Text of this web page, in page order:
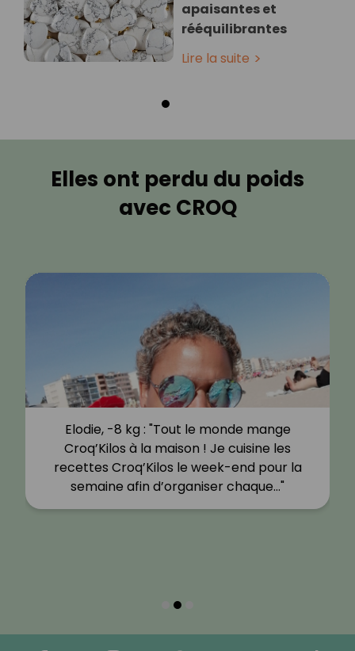
apaisantes et
rééquilibrantes
Lire la suite
Elles ont perdu du poids
avec CROQ
Elodie, -8 kg : "Tout le monde mange
Croq’Kilos à la maison ! Je cuisine les
recettes Croq’Kilos le week-end pour la
semaine afin d’organiser chaque…"